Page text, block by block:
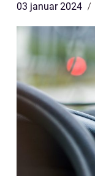
03 januar 2024